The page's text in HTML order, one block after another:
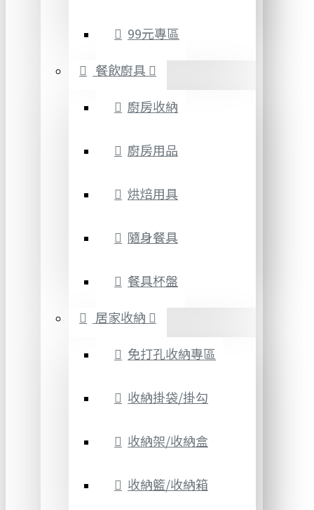
99元專區
餐飲廚具
廚房收納
廚房用品
烘焙用具
隨身餐具
餐具杯盤
居家收納
免打孔收納專區
收納掛袋/掛勾
收納架/收納盒
收納籃/收納箱